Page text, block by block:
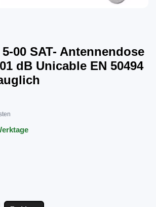
00 SAT- Antennendose
dB Unicable EN 50494